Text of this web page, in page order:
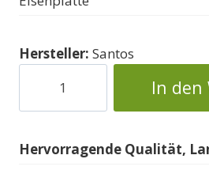
Hersteller: Santos
Rotationsmesser
Plancha-
Menge
In den
Hervorragende Qualität,